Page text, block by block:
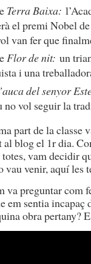
Terra Baixa:
el premi Nobel
van fer que
Flor de nit: un
i una
del senyor
no vol seguir la
part de la classe
al blog el 1r dia.
vam decidir
vau venir, aquí les
va preguntar com
em sentia
obra pertany?